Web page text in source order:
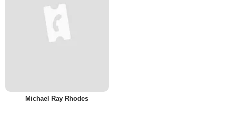
Michael Ray Rhodes